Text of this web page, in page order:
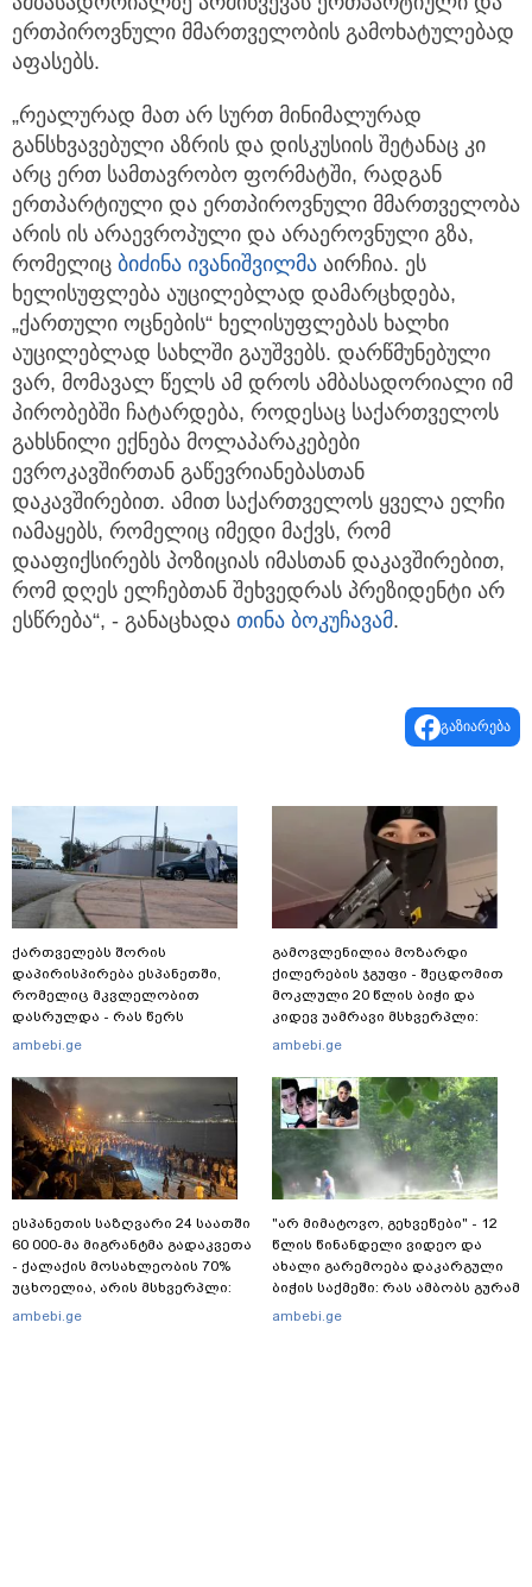
ერთპიროვნული მმართველობის გამოხატულებად
აფასებს.
„რეალურად მათ არ სურთ მინიმალურად
განსხვავებული აზრის და დისკუსიის შეტანაც კი
არც ერთ სამთავრობო ფორმატში, რადგან
ერთპარტიული და ერთპიროვნული მმართველობა
არის ის არაევროპული და არაეროვნული გზა,
რომელიც ბიძინა ივანიშვილმა აირჩია. ეს
ხელისუფლება აუცილებლად დამარცხდება,
„ქართული ოცნების“ ხელისუფლებას ხალხი
აუცილებლად სახლში გაუშვებს. დარწმუნებული
ვარ, მომავალ წელს ამ დროს ამბასადორიალი იმ
პირობებში ჩატარდება, როდესაც საქართველოს
გახსნილი ექნება მოლაპარაკებები
ევროკავშირთან გაწევრიანებასთან
დაკავშირებით. ამით საქართველოს ყველა ელჩი
იამაყებს, რომელიც იმედი მაქვს, რომ
დააფიქსირებს პოზიციას იმასთან დაკავშირებით,
რომ დღეს ელჩებთან შეხვედრას პრეზიდენტი არ
ესწრება“, - განაცხადა თინა ბოკუჩავამ.
გაზიარება
ქართველებს შორის
დაპირისპირება ესპანეთში,
რომელიც მკვლელობით
დასრულდა - რას წერს
საერთაშორისო მედია: "მანქანა
და რაინდის"
ambebi.ge
ესპანეთის საზღვარი 24 საათში
60 000-მა მიგრანტმა გადაკვეთა
- ქალაქის მოსახლეობის 70%
უცხოელია, არის მსხვერპლი:
ბოლო ცნობები სეუტადან,
ambebi.ge
გამოვლენილია მოზარდი
ქილერების ჯგუფი - შეცდომით
მოკლული 20 წლის ბიჭი და
კიდევ უამრავი მსხვერპლი:
რომელ ქვეყნამდე მივიდა
სპეცოპერაციის შემდეგ
ambebi.ge
"არ მიმატოვო, გეხვეწები" - 12
წლის წინანდელი ვიდეო და
ახალი გარემოება დაკარგული
ბიჭის საქმეში: რას ამბობს გურამ
დადიანიძის დედა
ambebi.ge